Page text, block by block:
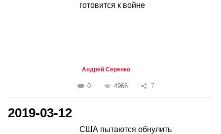
готовится к войне
Андрей Серенко
0 4966 7
2019-03-12
США пытаются обнулить